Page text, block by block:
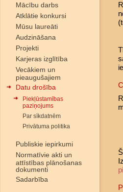
Mācību darbs
Atklātie konkursi
Mūsu laureāti
Audzināšana
Projekti
Karjeras izglītība
Vecākiem un
pieaugušajiem
Datu drošība
Piekļūstamības
paziņojums
Par sīkdatnēm
Privātuma politika
Publiskie iepirkumi
Normatīvie akti un
attīstības plānošanas
dokumenti
Sadarbība